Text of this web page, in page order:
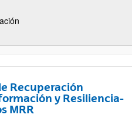
Recuperación
y Resiliencia-
MRR